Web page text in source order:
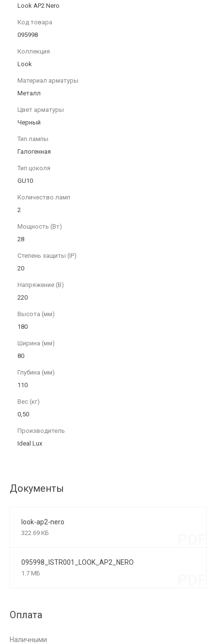
Look AP2 Nero
Код товара
095998
Коллекция
Look
Материал арматуры
Металл
Цвет арматуры
Черный
Тип лампы
Галогенная
Тип цоколя
GU10
Количество ламп
2
Мощность (Вт)
28
Степень защиты (IP)
20
Напряжение (В)
220
Высота (мм)
180
Ширина (мм)
80
Глубина (мм)
110
Вес (кг)
0,50
Производитель
Ideal Lux
Документы
look-ap2-nero
322.69 КБ
095998_ISTR001_LOOK_AP2_NERO
1.7 МБ
Оплата
Наличными